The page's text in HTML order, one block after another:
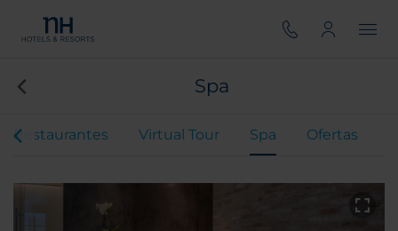
Spa
Restaurantes Virtual Tour Spa Ofertas